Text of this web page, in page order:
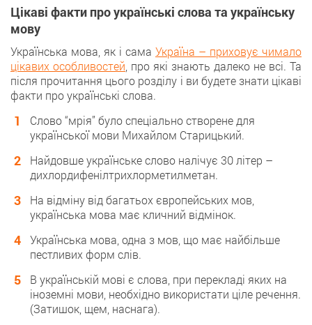
Цікаві факти про українські слова та українську
мову
Українська мова, як і сама Україна – приховує чимало
цікавих особливостей , про які знають далеко не всі. Та
після прочитання цього розділу і ви будете знати цікаві
факти про українські слова.
Слово “мрія” було спеціально створене для
української мови Михайлом Старицький.
Найдовше українське слово налічує 30 літер –
дихлордифенілтрихлорметилметан.
На відміну від багатьох європейських мов,
українська мова має кличний відмінок.
Українська мова, одна з мов, що має найбільше
пестливих форм слів.
В українській мові є слова, при перекладі яких на
іноземні мови, необхідно використати ціле речення.
(Затишок, щем, наснага).